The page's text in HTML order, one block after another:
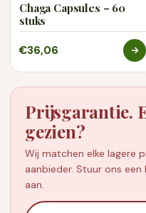
Chaga Capsules – 60
stuks
€36,06
Prijsgarantie.
gezien?
Wij matchen elke lagere
aanbieder. Stuur ons
aan.